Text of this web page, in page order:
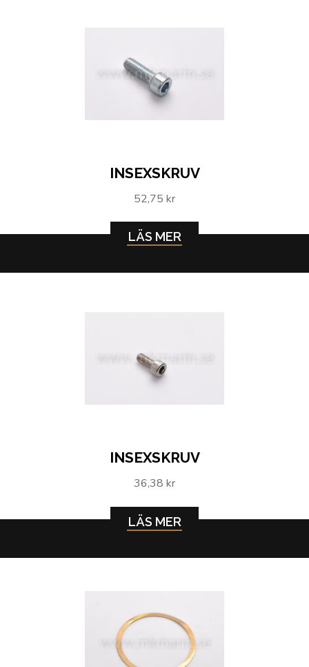
INSEXSKRUV
52,75 kr
LÄS MER
INSEXSKRUV
36,38 kr
LÄS MER